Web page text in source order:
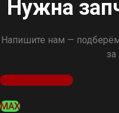
Нужна
Напишите нам —
Оставить заявку
MAX